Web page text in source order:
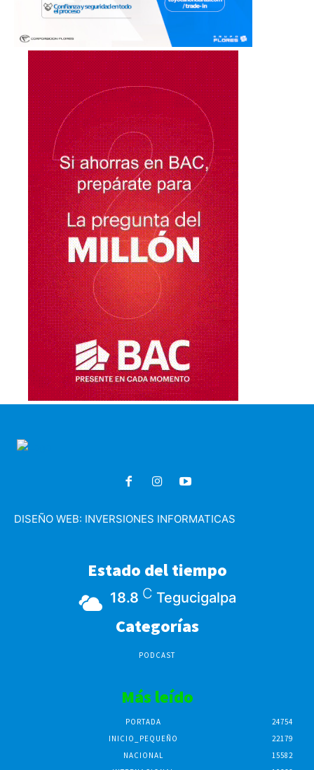
DISEÑO WEB: INVERSIONES INFORMATICAS
Estado del tiempo
18.8 C Tegucigalpa
Categorías
PODCAST
Más leído
PORTADA
24754
INICIO_PEQUEÑO
22179
NACIONAL
15582